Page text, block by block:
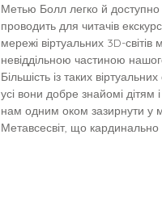
Метью Болл легко й доступно
проводить для читачів
мережі віртуальних 3D-
невіддільною частиною
Більшість із таких
усі вони добре знайомі
нам одним оком зазирнути у
Метавсесвіт, що кардинально